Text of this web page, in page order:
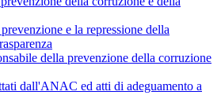
e la repressione della
della prevenzione della corruzione
dall'ANAC ed atti di adeguamento a